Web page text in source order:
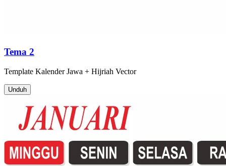
Tema 2
Template Kalender Jawa + Hijriah Vector
Unduh